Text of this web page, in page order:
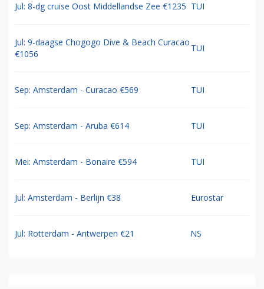
Jul: 8-dg cruise Oost Middellandse Zee €1235 TUI
Jul: 9-daagse Chogogo Dive & Beach Curacao
€1056
TUI
Sep: Amsterdam - Curacao €569 TUI
Sep: Amsterdam - Aruba €614 TUI
Mei: Amsterdam - Bonaire €594 TUI
Jul: Amsterdam - Berlijn €38 Eurostar
Jul: Rotterdam - Antwerpen €21 NS